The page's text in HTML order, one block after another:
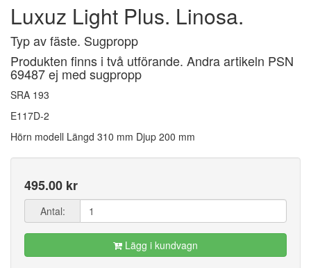
Luxuz Light Plus. Linosa.
Typ av fäste. Sugpropp
Produkten finns i två utförande. Andra artikeln PSN
69487 ej med sugpropp
SRA 193
E117D-2
Hörn modell Längd 310 mm Djup 200 mm
495.00 kr
Antal:
Lägg i kundvagn